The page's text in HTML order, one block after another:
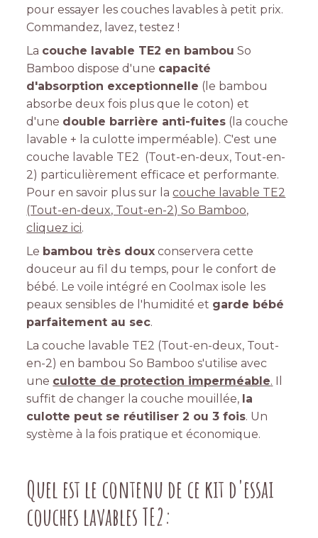
pour essayer les couches lavables à petit prix.
Commandez, lavez, testez !
La couche lavable TE2 en bambou So
Bamboo dispose d'une capacité
d'absorption exceptionnelle (le bambou
absorbe deux fois plus que le coton) et
d'une double barrière anti-fuites (la couche
lavable + la culotte imperméable). C'est une
couche lavable TE2 (Tout-en-deux, Tout-en-
2) particulièrement efficace et performante.
Pour en savoir plus sur lacouche lavable TE2
(Tout-en-deux, Tout-en-2) So Bamboo,
cliquez ici.
Le bambou très doux conservera cette
douceur au fil du temps, pour le confort de
bébé. Le voile intégré en Coolmax isole les
peaux sensibles de l'humidité et garde bébé
parfaitement au sec.
La couche lavable TE2 (Tout-en-deux, Tout-
en-2) en bambou So Bamboo s'utilise avec
une culotte de protection imperméable.
suffit de changer la couche mouillée, la
culotte peut se réutiliser 2 ou 3 fois. Un
système à la fois pratique et économique.
Quel est le contenu de ce kit d'essai
couches lavables TE2: